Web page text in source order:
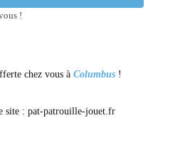
!
chez vous à Columbus !